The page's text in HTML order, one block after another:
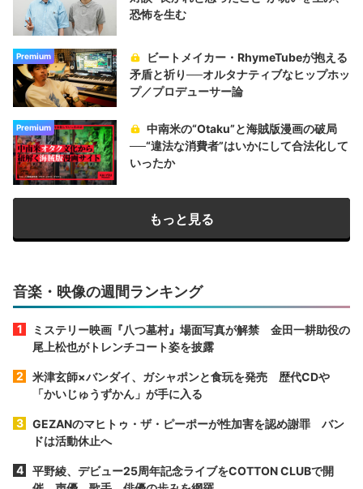
恐怖を生む
Premium
ビートメイカー・RhymeTubeが抱える
矛盾と祈り──オルタナティブなヒップホッ
プ／プロデューサー論
Premium
中南米の“Otaku”と海賊版漫画の破局
──“違法な消費者”はいかにして合法化して
いったか
もっと見る
音楽・映像の週間ランキング
ミステリー映画『八つ墓村』場面写真が解禁 金田一耕助役の
尾上松也がトレンチコート姿を披露
米津玄師×バンダイ、ガシャポンと食玩を発売 歴代CDや
「かいじゅうずかん」が手に入る
GEZANのマヒトゥ・ザ・ピーポーが性加害を認め謝罪 バン
ドは活動休止へ
平野綾、デビュー25周年記念ライブをCOTTON CLUBで開